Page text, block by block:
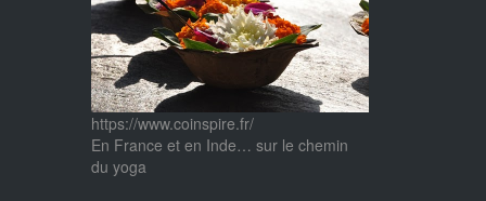
https://www.coinspire.fr/
En France et en Inde… sur le chemin
du yoga